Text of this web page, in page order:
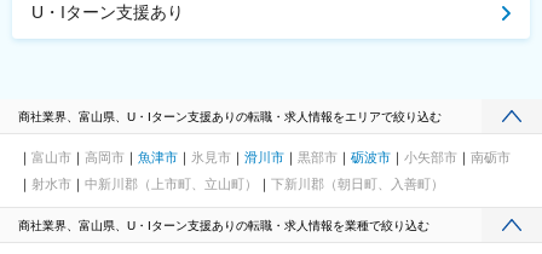
U・Iターン支援あり
商社業界、富山県、U・Iターン支援ありの転職・求人情報をエリアで絞り込む
富山市 高岡市 魚津市 氷見市 滑川市 黒部市 砺波市 小矢部市
南砺市
射水市
中新川郡（上市町、立山町） 下新川郡（朝日町、入善町）
商社業界、富山県、U・Iターン支援ありの転職・求人情報を業種で絞り込む